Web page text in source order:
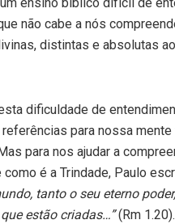
não cabe a nós
distintas e absolutas
dificuldade de
para nossa
para nos ajudar a
é a Trindade, Paulo
tanto o seu eterno
estão criadas…”(Rm 1.20).